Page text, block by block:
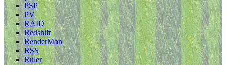
PSP
PV
RAID
Redshift
RenderMan
RSS
Ruler